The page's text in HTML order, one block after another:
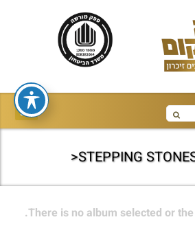
STEPPING
There is no album selected or